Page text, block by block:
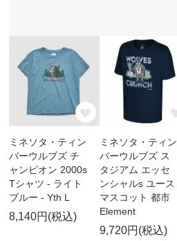
ミネソタ・ティン
バーウルブズ チ
ャンピオン 2000s
Tシャツ - ライト
ブルー - Yth L
8,140円(税込)
ミネソタ・ティン
バーウルブズ ス
タジアム エッセ
ンシャルs ユース
マスコット 都市
Element
9,720円(税込)